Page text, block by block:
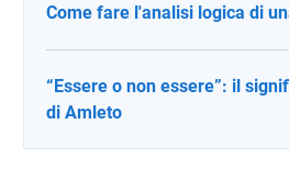
Come fare l'analisi logica di
“Essere o non essere”: il
di Amleto